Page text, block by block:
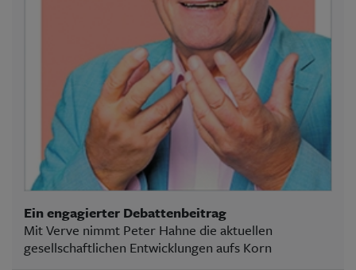
Ein engagierter Debattenbeitrag
Mit Verve nimmt Peter Hahne die aktuellen
gesellschaftlichen Entwicklungen aufs Korn